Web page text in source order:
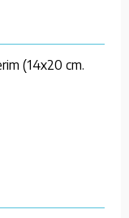
(14x20 cm.